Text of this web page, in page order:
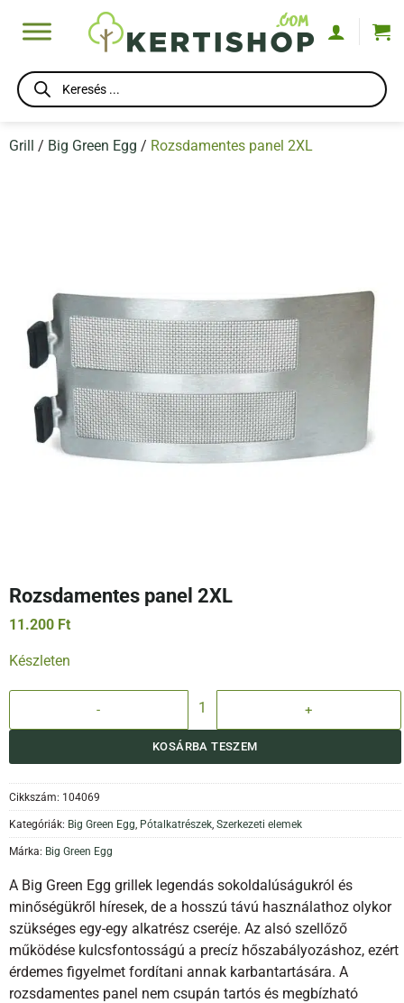
Products
search
Grill / Big Green Egg / Rozsdamentes panel 2XL
Rozsdamentes panel 2XL
11.200 Ft
Készleten
Rozsdamentes panel 2XL mennyiség
KOSÁRBA TESZEM
Cikkszám: 104069
Kategóriák: Big Green Egg Pótalkatrészek Szerkezeti elemek
Márka: Big Green Egg
A Big Green Egg grillek legendás sokoldalúságukról és
minőségükről híresek, de a hosszú távú használathoz olykor
szükséges egy-egy alkatrész cseréje. Az alsó szellőző
működése kulcsfontosságú a precíz hőszabályozáshoz, ezért
érdemes figyelmet fordítani annak karbantartására. A
rozsdamentes panel nem csupán tartós és megbízható